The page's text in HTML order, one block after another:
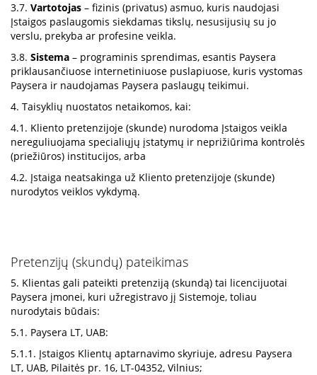
3.7. Vartotojas – fizinis (privatus) asmuo, kuris naudojasi
Įstaigos paslaugomis siekdamas tikslų, nesusijusių su jo
verslu, prekyba ar profesine veikla.
3.8. Sistema – programinis sprendimas, esantis Paysera
priklausančiuose internetiniuose puslapiuose, kuris vystomas
Paysera ir naudojamas Paysera paslaugų teikimui.
4. Taisyklių nuostatos netaikomos, kai:
4.1. Kliento pretenzijoje (skunde) nurodoma Įstaigos veikla
nereguliuojama specialiųjų įstatymų ir neprižiūrima kontrolės
(priežiūros) institucijos, arba
4.2. Įstaiga neatsakinga už Kliento pretenzijoje (skunde)
nurodytos veiklos vykdymą.
Pretenzijų (skundų) pateikimas
5. Klientas gali pateikti pretenziją (skundą) tai licencijuotai
Paysera įmonei, kuri užregistravo jį Sistemoje, toliau
nurodytais būdais:
5.1. Paysera LT, UAB:
5.1.1. Įstaigos Klientų aptarnavimo skyriuje, adresu Paysera
LT, UAB, Pilaitės pr. 16, LT-04352, Vilnius;